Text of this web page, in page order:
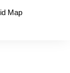
Map